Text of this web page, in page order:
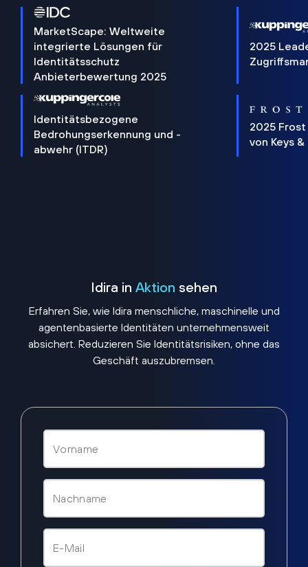
MarketScape: Weltweite
integrierte Lösungen für
Identitätsschutz
Anbieterbewertung 2025
2025
Identitätsbezogene
Bedrohungserkennung und -
abwehr (ITDR)
2025 Frost
von Keys
Idira in Aktion sehen
Erfahren Sie, wie Idira menschliche, maschinelle und
agentenbasierte Identitäten unternehmensweit
absichert. Reduzieren Sie Identitätsrisiken, ohne das
Geschäft auszubremsen.